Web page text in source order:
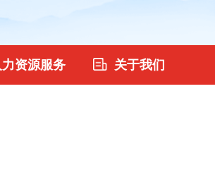
力资源服务 关于我们